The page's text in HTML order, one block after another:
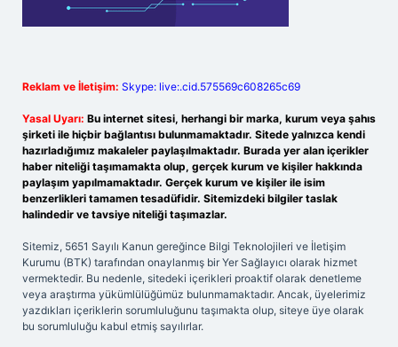
Reklam ve İletişim: Skype: live:.cid.575569c608265c69
Yasal Uyarı: Bu internet sitesi, herhangi bir marka, kurum veya şahıs
şirketi ile hiçbir bağlantısı bulunmamaktadır. Sitede yalnızca kendi
hazırladığımız makaleler paylaşılmaktadır. Burada yer alan içerikler
haber niteliği taşımamakta olup, gerçek kurum ve kişiler hakkında
paylaşım yapılmamaktadır. Gerçek kurum ve kişiler ile isim
benzerlikleri tamamen tesadüfidir. Sitemizdeki bilgiler taslak
halindedir ve tavsiye niteliği taşımazlar.
Sitemiz, 5651 Sayılı Kanun gereğince Bilgi Teknolojileri ve İletişim
Kurumu (BTK) tarafından onaylanmış bir Yer Sağlayıcı olarak hizmet
vermektedir. Bu nedenle, sitedeki içerikleri proaktif olarak denetleme
veya araştırma yükümlülüğümüz bulunmamaktadır. Ancak, üyelerimiz
yazdıkları içeriklerin sorumluluğunu taşımakta olup, siteye üye olarak
bu sorumluluğu kabul etmiş sayılırlar.